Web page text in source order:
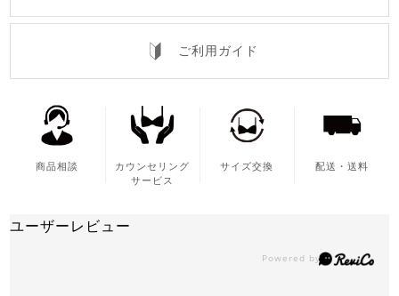
ご利用ガイド
商品相談
カウンセリング
サービス
サイズ交換 配送・送料
ユーザーレビュー